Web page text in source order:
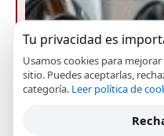
Solución al Error F12 en
El error F12 en lavadoras
Tu privacidad es
Usamos cookies para
sitio. Puedes aceptarlas,
categoría. Leer política de